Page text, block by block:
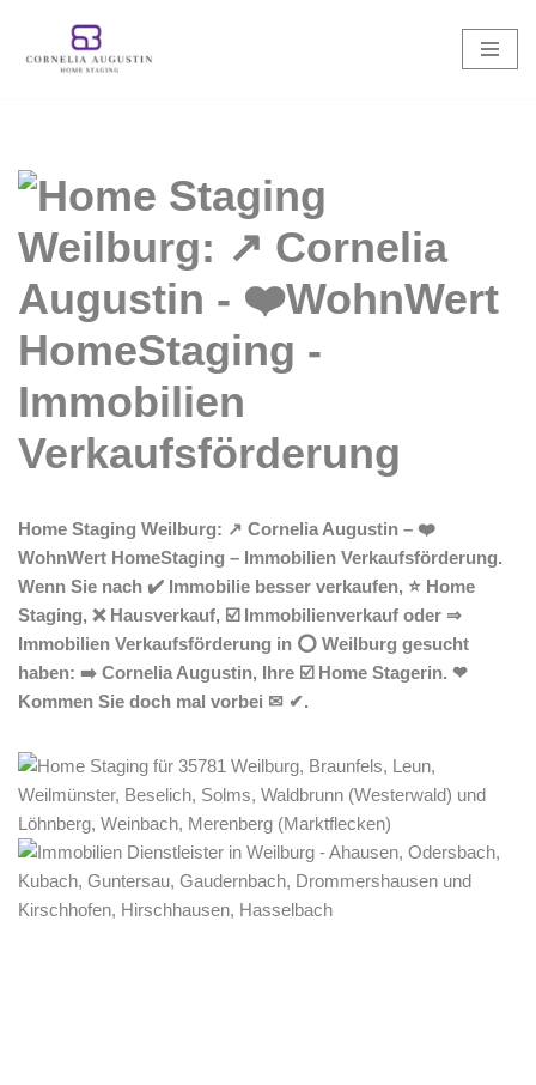
Zum
Home Staging Weilburg: ↗️ Cornelia Augustin – ❤️
WohnWert HomeStaging – Immobilien Verkaufsförderung.
Wenn Sie nach ✔️ Immobilie besser verkaufen, ⭐ Home
Staging, ❌ Hausverkauf, ☑️ Immobilienverkauf oder ⇒
Immobilien Verkaufsförderung in ⭕ Weilburg gesucht
haben: ➡️ Cornelia Augustin, Ihre ☑️ Home Stagerin. ❤
Kommen Sie doch mal vorbei ✉ ✔.